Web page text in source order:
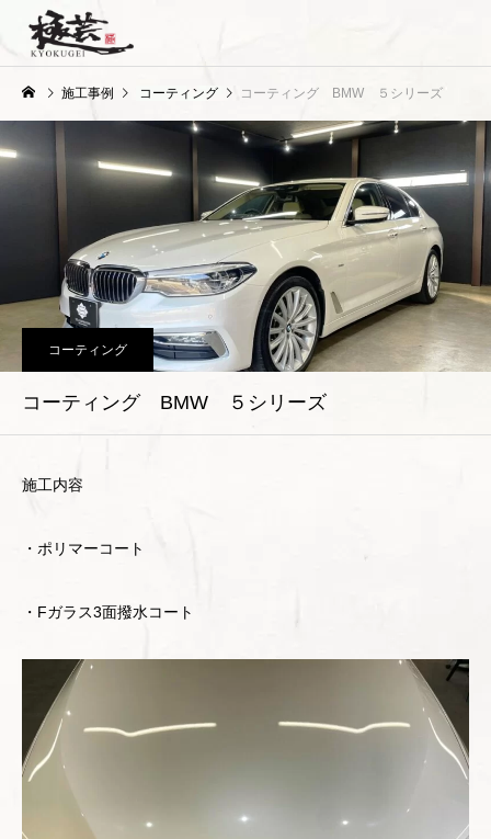
施工事例 コーティング コーティング BMW ５シリーズ
コーティング
コーティング BMW ５シリーズ
施工内容
・ポリマーコート
・Fガラス3面撥水コート